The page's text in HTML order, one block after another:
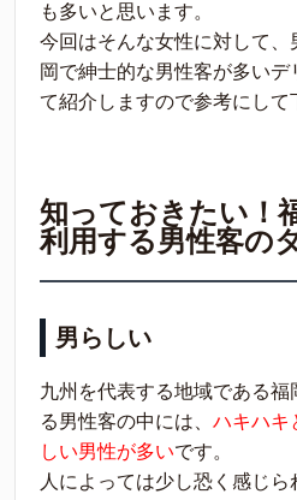
も多いと思います。
今回はそんな女性に対して
岡で紳士的な男性客が多い
て紹介しますので参考にして
知っておきたい！
利用する男性客の
男らしい
九州を代表する地域である
る男性客の中には、 ハキハキ
しい男性が多いです。
人によっては少し恐く感じら